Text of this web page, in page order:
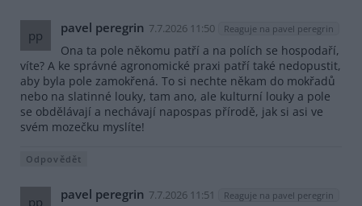
pp pavel peregrin 7.7.2026 11:50 Reaguje na pavel peregrin
Ona ta pole někomu patří a na polích se hospodaří,
víte? A ke správné agronomické praxi patří také nedopustit,
aby byla pole zamokřená. To si nechte někam do mokřadů
nebo na slatinné louky, tam ano, ale kulturní louky a pole
se obdělávají a nechávají napospas přírodě, jak si asi ve
svém mozečku myslíte!
Odpovědět
pp pavel peregrin 7.7.2026 11:51 Reaguje na pavel peregrin